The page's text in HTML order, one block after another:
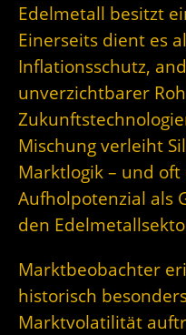
Edelmetall besitzt
Einerseits dient es
Inflationsschutz,
unverzichtbarer
Mischung verleiht
Marktlogik – und
Aufholpotenzial als
den
Marktbeobachter
historisch
Marktvolatilität